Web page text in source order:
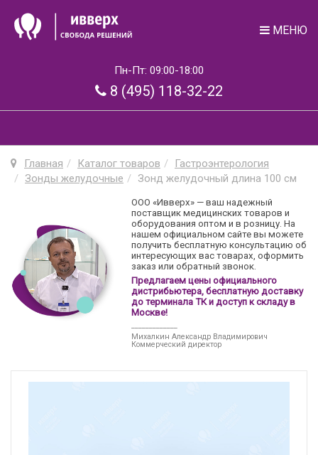
МЕНЮ
Пн-Пт: 09:00-18:00
8 (495) 118-32-22
Главная Каталог товаров
Гастроэнтерология
Зонды желудочные
Зонд желудочный длина 100 см
ООО «Ивверх» — ваш надежный
поставщик медицинских товаров и
оборудования оптом и в розницу. На
нашем официальном сайте вы можете
получить бесплатную консультацию об
интересующих вас товарах, оформить
заказ или обратный звонок.
Предлагаем цены официального
дистрибьютера, бесплатную доставку
до терминала ТК и доступ к складу в
Москве!
Михалкин Александр Владимирович
Коммерческий директор